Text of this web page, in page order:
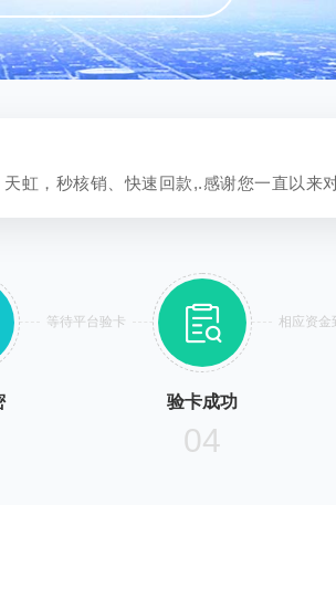
虹，秒核销、快速回款,.感谢您一直以来
等待平台验卡 
验卡成功
04
相应资金